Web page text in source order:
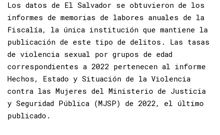
Los datos de El Salvador se obtuvieron de los
informes de memorias de labores anuales de la
Fiscalía, la única institución que mantiene la
publicación de este tipo de delitos. Las tasas
de violencia sexual por grupos de edad
correspondientes a 2022 pertenecen al informe
Hechos, Estado y Situación de la Violencia
contra las Mujeres del Ministerio de Justicia
y Seguridad Pública (MJSP) de 2022, el último
publicado.